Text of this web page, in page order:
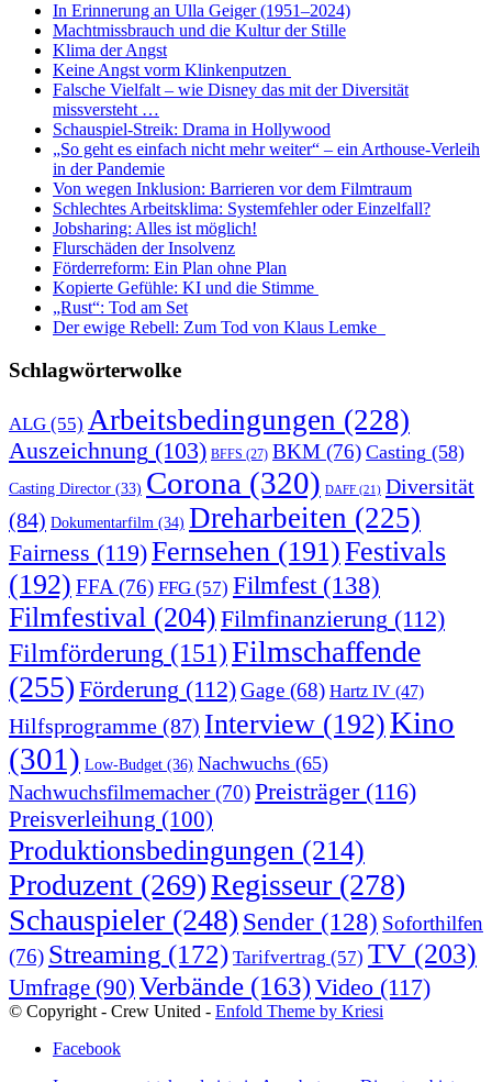
In Erinnerung an Ulla Geiger (1951–2024)
Machtmissbrauch und die Kultur der Stille
Klima der Angst
Keine Angst vorm Klinkenputzen
Falsche Vielfalt – wie Disney das mit der Diversität
missversteht …
Schauspiel-Streik: Drama in Hollywood
„So geht es einfach nicht mehr weiter“ – ein Arthouse-Verleih
in der Pandemie
Von wegen Inklusion: Barrieren vor dem Filmtraum
Schlechtes Arbeitsklima: Systemfehler oder Einzelfall?
Jobsharing: Alles ist möglich!
Flurschäden der Insolvenz
Förderreform: Ein Plan ohne Plan
Kopierte Gefühle: KI und die Stimme
„Rust“: Tod am Set
Der ewige Rebell: Zum Tod von Klaus Lemke
Schlagwörterwolke
ALG (55) Arbeitsbedingungen (228)
Auszeichnung (103) BFFS (27) BKM (76) Casting (58)
Casting Director (33) Corona (320) DAFF (21) Diversität
(84) Dokumentarfilm (34) Dreharbeiten (225)
Fairness (119)Fernsehen (191)Festivals
(192) FFA (76) FFG (57) Filmfest (138)
Filmfestival (204) Filmfinanzierung (112)
Filmförderung (151)Filmschaffende
(255) Förderung (112)Gage (68) Hartz IV (47)
Hilfsprogramme (87) Interview (192)Kino
(301) Low-Budget (36) Nachwuchs (65)
Nachwuchsfilmemacher(70)Preisträger(116)
Preisverleihung (100)
Produktionsbedingungen (214)
Produzent (269)Regisseur (278)
Schauspieler (248) Sender (128) Soforthilfen
(76) Streaming (172) Tarifvertrag (57) TV (203)
Umfrage (90) Verbände (163)Video (117)
© Copyright - Crew United - Enfold Theme by Kriesi
Facebook